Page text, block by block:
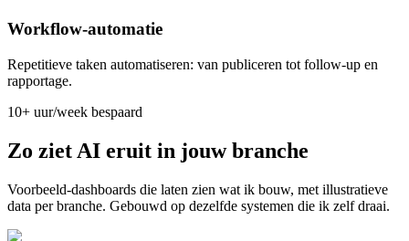
Workflow-automatie
Repetitieve taken automatiseren: van publiceren tot follow-up en
rapportage.
10+ uur/week bespaard
Zo ziet AI eruit in jouw branche
Voorbeeld-dashboards die laten zien wat ik bouw, met illustratieve
data per branche. Gebouwd op dezelfde systemen die ik zelf draai.